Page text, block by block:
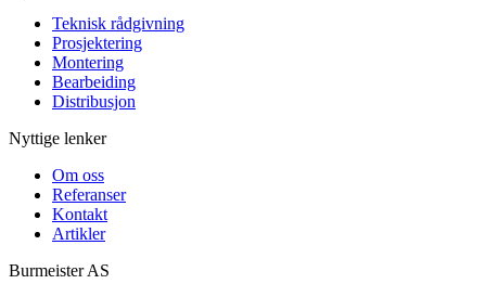
Teknisk rådgivning
Prosjektering
Montering
Bearbeiding
Distribusjon
Nyttige lenker
Om oss
Referanser
Kontakt
Artikler
BurmeisterAS